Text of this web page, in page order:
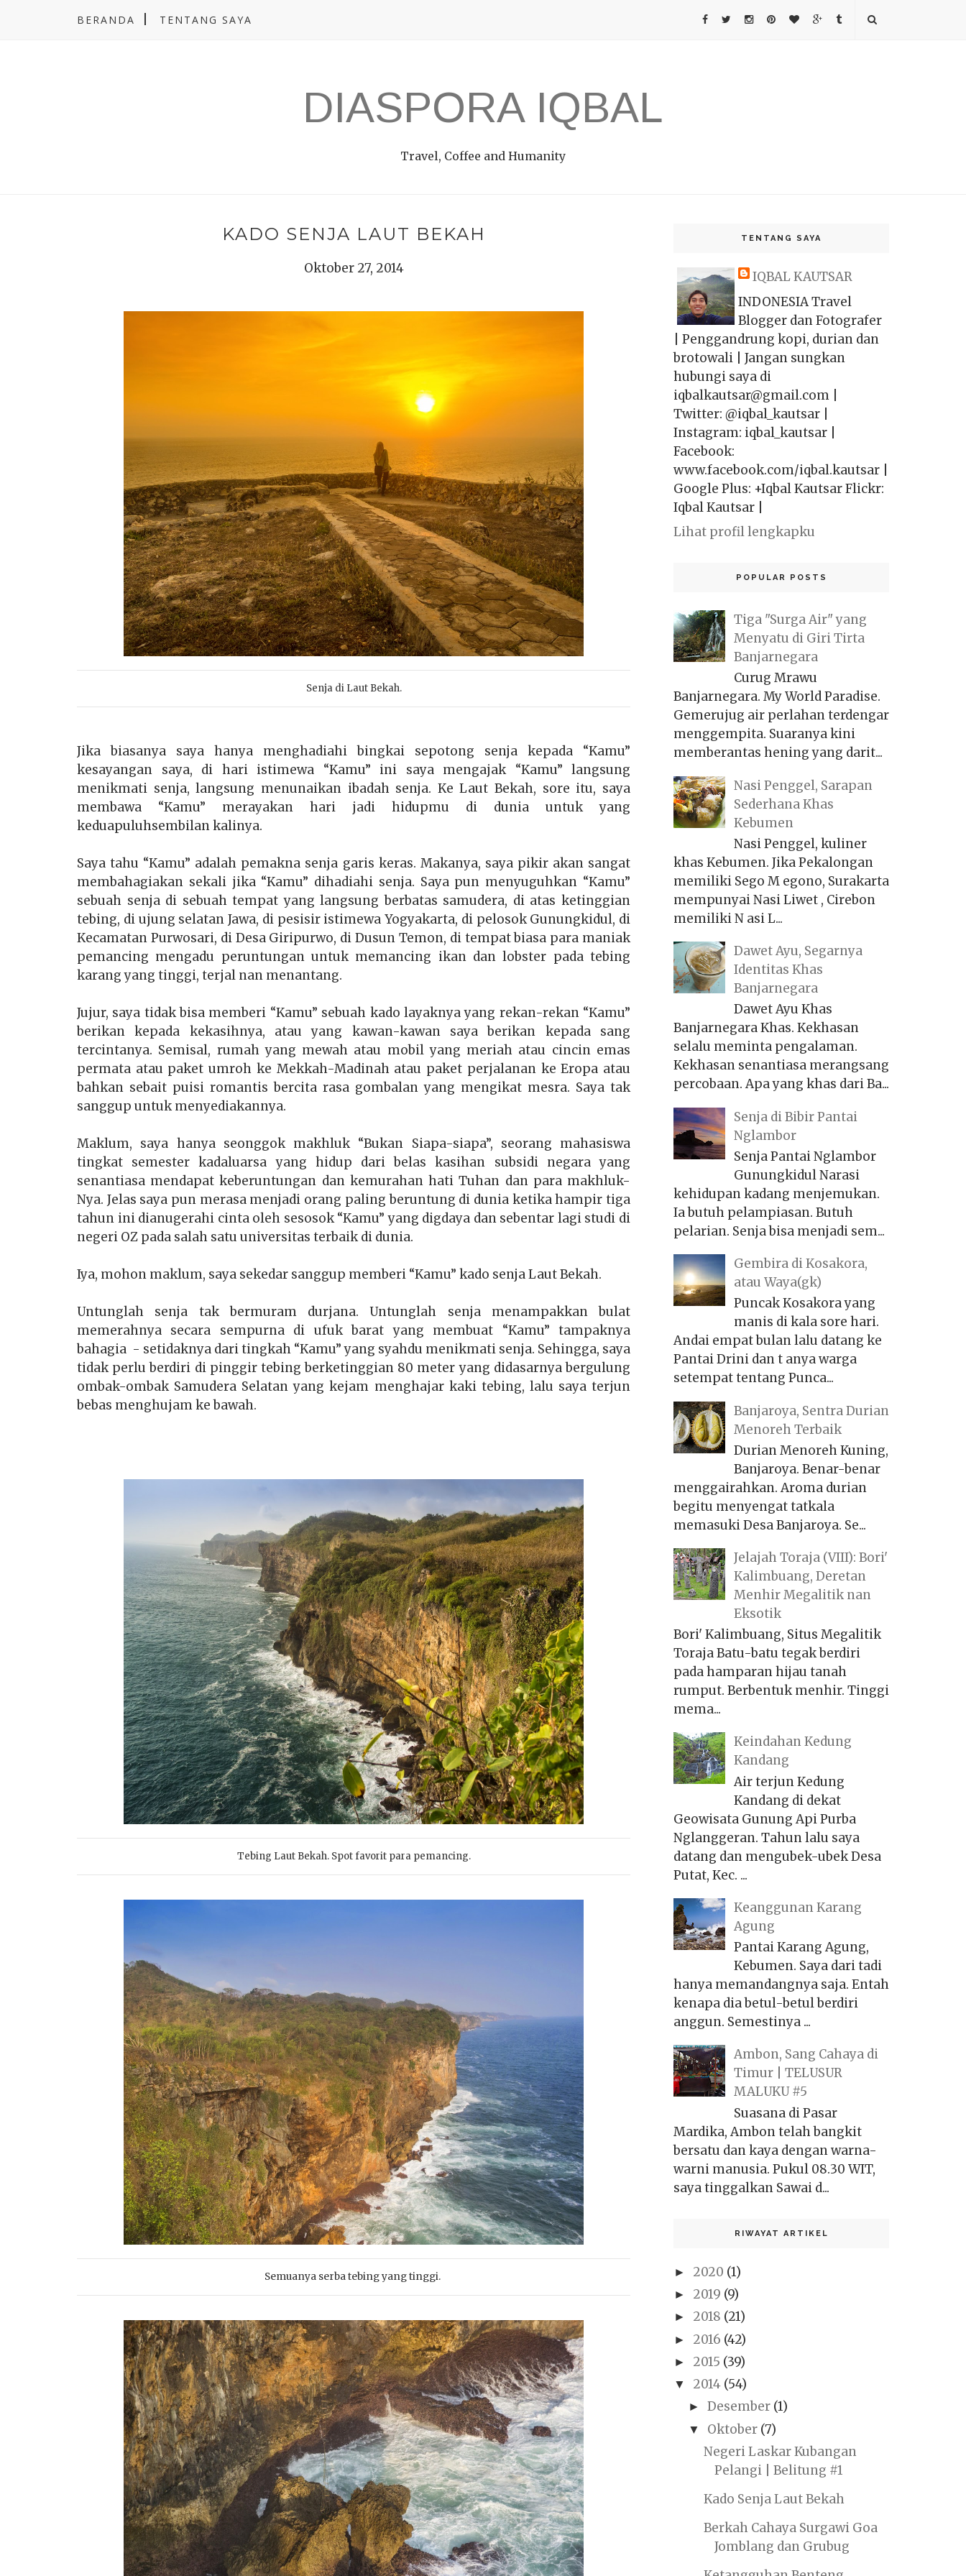
BERANDA TENTANG SAYA
DIASPORA IQBAL
Travel, Coffee and Humanity
KADO SENJA LAUT BEKAH
Oktober 27, 2014
Senja di Laut Bekah.
Jika biasanya saya hanya menghadiahibingkai sepotong senja kepada “Kamu”
kesayangan saya, di hari istimewa “Kamu” ini saya mengajak “Kamu” langsung
menikmati senja, langsung menunaikan ibadah senja. Ke Laut Bekah, sore itu, saya
membawa “Kamu” merayakan hari jadi hidupmu di dunia untuk yang
keduapuluhsembilan kalinya.
Saya tahu “Kamu” adalah pemakna senja garis keras. Makanya, saya pikir akan sangat
membahagiakan sekali jika “Kamu” dihadiahi senja. Saya pun menyuguhkan “Kamu”
sebuah senja di sebuah tempat yang langsung berbatas samudera, di atas ketinggian
tebing, di ujung selatan Jawa, di pesisir istimewa Yogyakarta, di pelosok Gunungkidul, di
Kecamatan Purwosari, di Desa Giripurwo, di Dusun Temon, di tempat biasa para maniak
pemancing mengadu peruntungan untuk memancing ikan dan lobster pada tebing
karang yang tinggi, terjal nan menantang.
Jujur, saya tidak bisa memberi “Kamu” sebuah kado layaknya yang rekan-rekan “Kamu”
berikan kepada kekasihnya, atau yang kawan-kawan saya berikan kepada sang
tercintanya. Semisal, rumah yang mewah atau mobil yang meriah atau cincin emas
permata atau paket umroh ke Mekkah-Madinah atau paket perjalanan ke Eropa atau
bahkan sebait puisi romantis bercita rasa gombalan yang mengikat mesra. Saya tak
sanggup untuk menyediakannya.
Maklum, saya hanya seonggok makhluk “Bukan Siapa-siapa”, seorang mahasiswa
tingkat semester kadaluarsa yang hidup dari belas kasihan subsidi negara yang
senantiasa mendapat keberuntungan dan kemurahan hati Tuhan dan para makhluk-
Nya. Jelas saya pun merasa menjadi orang paling beruntung di dunia ketika hampir tiga
tahun ini dianugerahi cinta oleh sesosok “Kamu” yang digdaya dan sebentar lagi studi di
negeri OZ pada salah satu universitas terbaik di dunia.
Iya, mohon maklum, saya sekedar sanggup memberi “Kamu” kado senja Laut Bekah.
Untunglah senja tak bermuram durjana. Untunglah senja menampakkan bulat
memerahnya secara sempurna di ufuk barat yang membuat “Kamu” tampaknya
bahagia - setidaknya dari tingkah “Kamu” yang syahdu menikmati senja. Sehingga, saya
tidak perlu berdiri di pinggir tebing berketinggian 80 meter yang didasarnya bergulung
ombak-ombak Samudera Selatan yang kejam menghajar kaki tebing, lalu saya terjun
bebas menghujam ke bawah.
Tebing Laut Bekah. Spot favorit para pemancing.
Semuanya serba tebing yang tinggi.
TENTANG SAYA
IQBAL KAUTSAR
INDONESIA Travel
Blogger dan Fotografer
| Penggandrung kopi, durian dan
brotowali | Jangan sungkan
hubungi saya di
iqbalkautsar@gmail.com |
Twitter: @iqbal_kautsar |
Instagram: iqbal_kautsar |
Facebook:
www.facebook.com/iqbal.kautsar |
Google Plus: +Iqbal Kautsar Flickr:
Iqbal Kautsar |
Lihat profil lengkapku
POPULAR POSTS
Tiga "Surga Air" yang
Menyatu di Giri Tirta
Banjarnegara
Curug Mrawu
Banjarnegara. My World Paradise.
Gemerujug air perlahan terdengar
menggempita. Suaranya kini
memberantas hening yang darit...
Nasi Penggel, Sarapan
Sederhana Khas
Kebumen
Nasi Penggel, kuliner
khas Kebumen. Jika Pekalongan
memiliki Sego M egono, Surakarta
mempunyai Nasi Liwet , Cirebon
memiliki N asi L...
Dawet Ayu, Segarnya
Identitas Khas
Banjarnegara
Dawet Ayu Khas
Banjarnegara Khas. Kekhasan
selalu meminta pengalaman.
Kekhasan senantiasa merangsang
percobaan. Apa yang khas dari Ba...
Senja di Bibir Pantai
Nglambor
Senja Pantai Nglambor
Gunungkidul Narasi
kehidupan kadang menjemukan.
Ia butuh pelampiasan. Butuh
pelarian. Senja bisa menjadi sem...
Gembira di Kosakora,
atau Waya(gk)
Puncak Kosakora yang
manis di kala sore hari.
Andai empat bulan lalu datang ke
Pantai Drini dan t anya warga
setempat tentang Punca...
Banjaroya, Sentra Durian
Menoreh Terbaik
Durian Menoreh Kuning,
Banjaroya. Benar-benar
menggairahkan. Aroma durian
begitu menyengat tatkala
memasuki Desa Banjaroya. Se...
Jelajah Toraja (VIII): Bori'
Kalimbuang, Deretan
Menhir Megalitik nan
Eksotik
Bori' Kalimbuang, Situs Megalitik
Toraja Batu-batu tegak berdiri
pada hamparan hijau tanah
rumput. Berbentuk menhir. Tinggi
mema...
Keindahan Kedung
Kandang
Air terjun Kedung
Kandang di dekat
Geowisata Gunung Api Purba
Nglanggeran. Tahun lalu saya
datang dan mengubek-ubek Desa
Putat, Kec. ...
Keanggunan Karang
Agung
Pantai Karang Agung,
Kebumen. Saya dari tadi
hanya memandangnya saja. Entah
kenapa dia betul-betul berdiri
anggun. Semestinya ...
Ambon, Sang Cahaya di
Timur | TELUSUR
MALUKU #5
Suasana di Pasar
Mardika, Ambon telah bangkit
bersatu dan kaya dengan warna-
warni manusia. Pukul 08.30 WIT,
saya tinggalkan Sawai d...
RIWAYAT ARTIKEL
► 2020 (1)
► 2019 (9)
► 2018 (21)
► 2016 (42)
► 2015 (39)
▼ 2014 (54)
►Desember (1)
▼ Oktober (7)
Negeri Laskar Kubangan
Pelangi | Belitung #1
Kado Senja Laut Bekah
Berkah Cahaya Surgawi Goa
Jomblang dan Grubug